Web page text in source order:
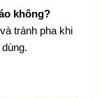
không?
tránh pha khi